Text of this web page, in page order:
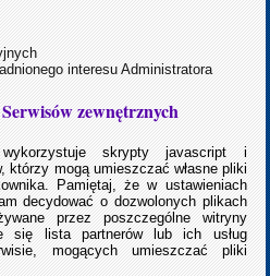
interesu Administratora
zewnętrznych
skrypty javascript i
którzy mogą umieszczać własne pliki
Pamiętaj, że w ustawieniach
decydować o dozwolonych plikach
przez poszczególne witryny
się lista partnerów lub ich usług
mogących umieszczać pliki